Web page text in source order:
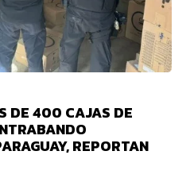
DE 400 CAJAS DE
REPORTAN